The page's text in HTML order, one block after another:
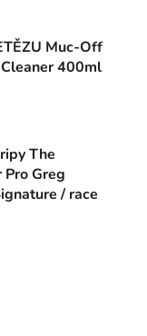
Muc-Off
400ml
The
Greg
/ race